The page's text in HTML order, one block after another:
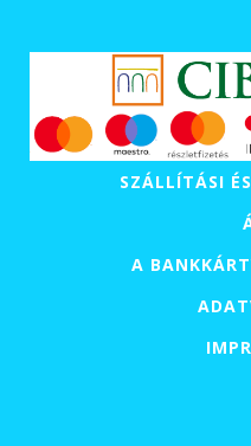
SZÁLLÍTÁSI
A